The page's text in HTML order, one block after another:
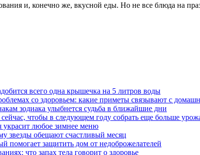
и, конечно же, вкусной еды. Но не все блюда на
всего одна крышечка на 5 литров воды
со здоровьем: какие приметы связывают с
зодиака улыбнется судьба в ближайшие дни
чтобы в следующем году собрать еще больше
украсит любое зимнее меню
звезды обещают счастливый месяц
помогает защитить дом от недоброжелателей
что запах тела говорит о здоровье